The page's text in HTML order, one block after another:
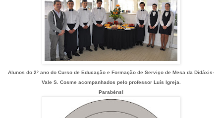
Alunos do 2º ano do Curso de Educação e Formação de Serviço de Mesa da Didáxis-
Vale S. Cosme acompanhados pelo professor Luís Igreja.
Parabéns!